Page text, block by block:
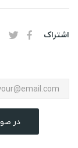
اشتراک
در